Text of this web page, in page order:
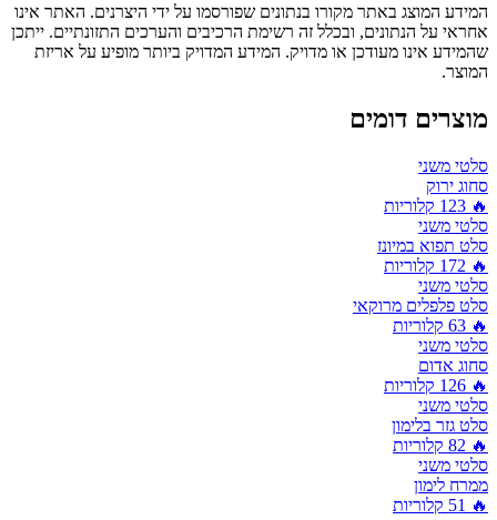
המידע המוצג באתר מקורו בנתונים שפורסמו על ידי היצרנים. האתר אינו
אחראי על הנתונים, ובכלל זה רשימת הרכיבים והערכים התזונתיים. ייתכן
שהמידע אינו מעודכן או מדויק. המידע המדויק ביותר מופיע על אריזת
המוצר.
מוצרים דומים
סלטי משני
סחוג ירוק
🔥
123 קלוריות
סלטי משני
סלט תפוא במיונז
🔥
172 קלוריות
סלטי משני
סלט פלפלים מרוקאי
🔥
63 קלוריות
סלטי משני
סחוג אדום
🔥
126 קלוריות
סלטי משני
סלט גזר בלימון
🔥
82 קלוריות
סלטי משני
ממרח לימון
🔥
51 קלוריות